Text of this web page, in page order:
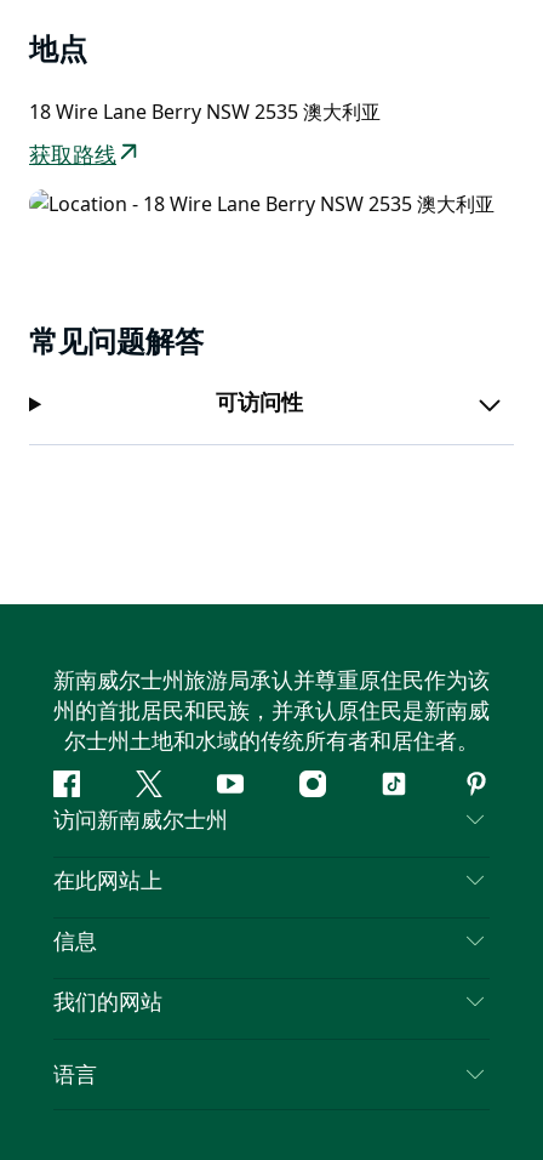
地点
18 Wire Lane Berry NSW 2535 澳大利亚
获取路线
常见问题解答
可访问性
新南威尔士州旅游局承认并尊重原住民作为该
州的首批居民和民族，并承认原住民是新南威
尔士州土地和水域的传统所有者和居住者。
Facebook叽
叽
喳
YouTubeInstagram
抖
访问新南威尔士州
联系我们
隐私
Cookie 通知
在此网站上
目的地
新南威尔士州公路旅行
活动
信息
旅行信息
新南威尔士州的商业
我们的网站
语言